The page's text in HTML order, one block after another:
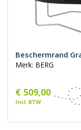
Beschermrand
Merk: BERG
€ 509,00
Incl. BTW